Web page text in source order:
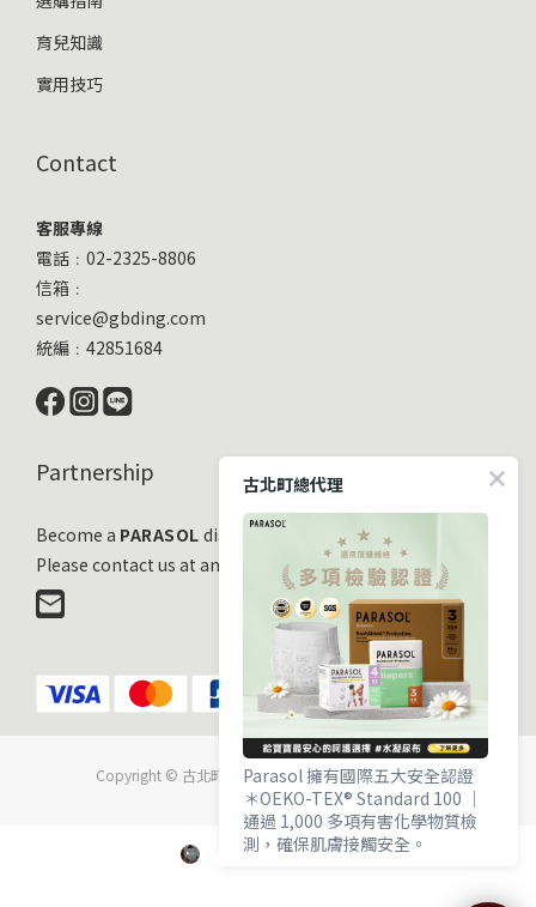
育兒知識
實用技巧
Contact
客服專線
電話﹕02-2325-8806
信箱﹕
service@gbding.com
統編﹕42851684
Partnership
Become a PARASOL distribution partner
Please contact us at any time!
Copyright © 古北町國際有限公司 All Rights Reserved.
古北町總代理
Parasol 擁有國際五大安全認證
＊OEKO-TEX® Standard 100 ｜
通過 1,000 多項有害化學物質檢
測，確保肌膚接觸安全。